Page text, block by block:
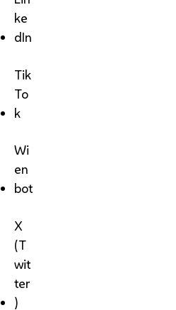
ke
dIn
Tik
To
k
Wi
en
bot
X
(T
wit
ter
)